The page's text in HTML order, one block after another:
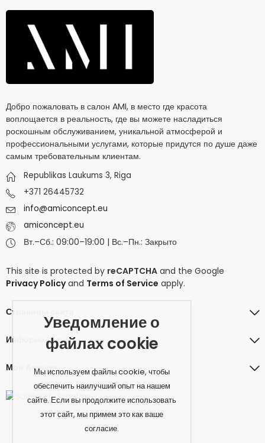
Добро пожаловать в салон AMI, в место где красота
воплощается в реальность, где вы можете насладиться
роскошным обслуживанием, уникальной атмосферой и
профессиональными услугами, которые придутся по душе даже
самым требовательным клиентам.
Republikas Laukums 3, Riga
+371 26445732
info@amiconcept.eu
amiconcept.eu
Вт.–Сб.: 09:00–19:00 | Вс.–Пн.: Закрыто
This site is protected by reCAPTCHA and the Google
Privacy Policyand Terms of Service apply.
Страницы сайта
Информация
Мой Аккаунт
Уведомление о
файлах cookie
Мы используем файлы cookie, чтобы
обеспечить наилучший опыт на нашем
сайте. Если вы продолжите использовать
этот сайт, мы примем это как ваше
согласие.